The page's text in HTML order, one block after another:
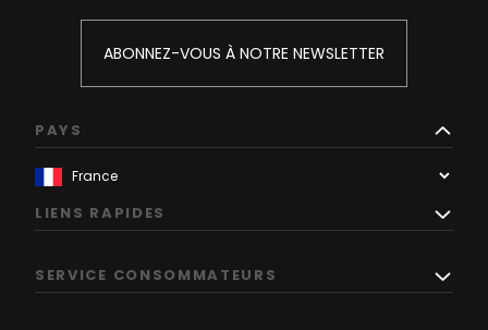
ABONNEZ-VOUS À NOTRE NEWSLETTER
PAYS
LIENS RAPIDES
SERVICE CONSOMMATEURS